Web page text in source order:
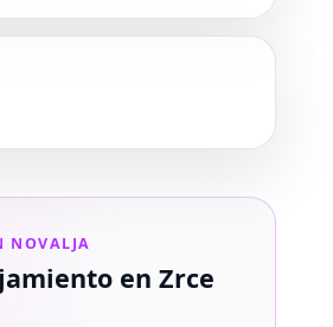
NOVALJA
en Zrce